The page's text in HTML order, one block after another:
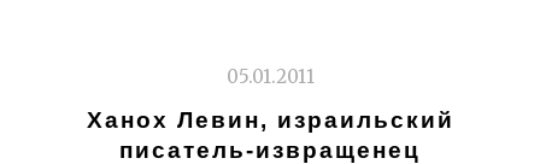
МИРА"
05.01.2011
Ханох Левин, израильский
писатель-извращенец